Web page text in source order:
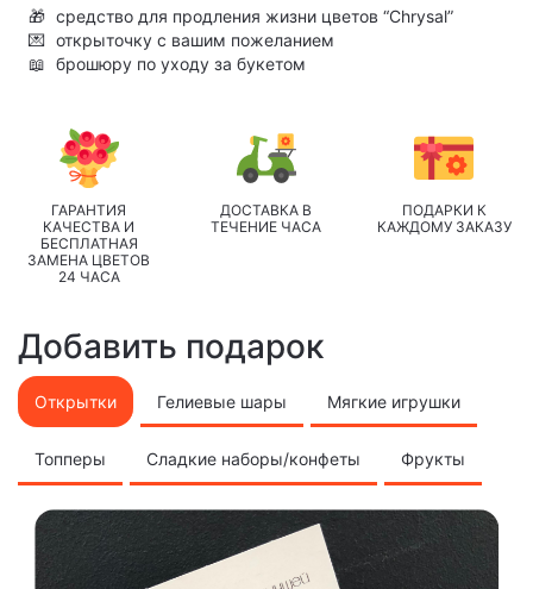
🎁 средство для продления жизни цветов “Chrysal”
💌 открыточку с вашим пожеланием
📖 брошюру по уходу за букетом
ГАРАНТИЯ
КАЧЕСТВА И
БЕСПЛАТНАЯ
ЗАМЕНА ЦВЕТОВ
24 ЧАСА
ДОСТАВКА В
ТЕЧЕНИЕ ЧАСА
ПОДАРКИ К
КАЖДОМУ ЗАКАЗУ
Добавить подарок
Открытки Гелиевые шары Мягкие игрушки
Топперы Сладкие наборы/конфеты Фрукты